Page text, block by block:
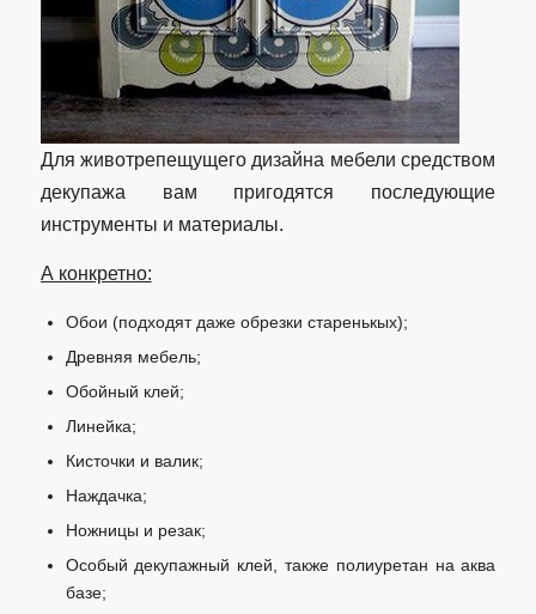
Для животрепещущего дизайна мебели средством
декупажа вам пригодятся последующие
инструменты и материалы.
А конкретно:
Обои (подходят даже обрезки старенькых);
Древняя мебель;
Обойный клей;
Линейка;
Кисточки и валик;
Наждачка;
Ножницы и резак;
Особый декупажный клей, также полиуретан на аква
базе;